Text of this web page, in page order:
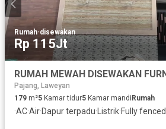
Rumah·disewakan
Rp 115Jt
Pajang, Laweyan
179 m²5 Kamar tidur5 Kamar mandi Rumah
·AC·Air·Dapur terpadu·Listrik·Fully fenced